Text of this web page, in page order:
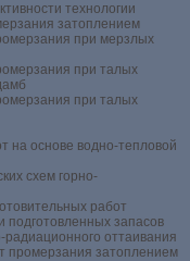
технологии
затоплением
при мерзлых
при талых
при талых
на основе водно-тепловой
схем горно-
работ
подготовленных запасов
оттаивания
промерзания затоплением